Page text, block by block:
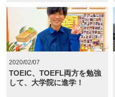
2020/02/07
TOEIC、TOEFL両方を勉強
して、大学院に進学！